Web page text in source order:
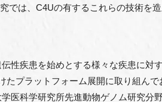
では、C4Uの有するこれらの技術を
性疾患を始めとする様々な疾患に対
プラットフォーム展開に取り組んで
医科学研究所先進動物ゲノム研究分